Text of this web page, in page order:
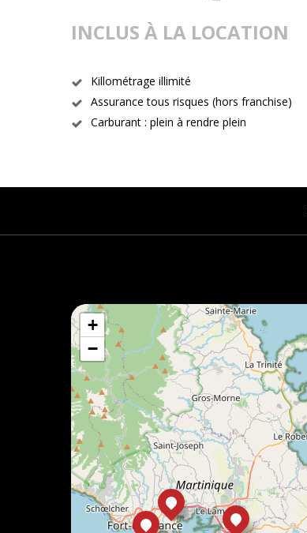
INCLUS À LA LOCATION
Killométrage illimité
Assurance tous risques (hors franchise)
Carburant : plein à rendre plein
+
−